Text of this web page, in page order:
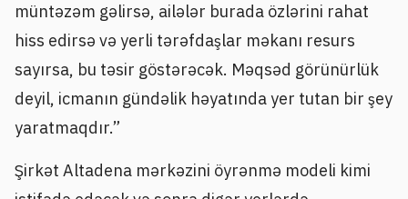
müntəzəm gəlirsə, ailələr burada özlərini rahat
hiss edirsə və yerli tərəfdaşlar məkanı resurs
sayırsa, bu təsir göstərəcək. Məqsəd görünürlük
deyil, icmanın gündəlik həyatında yer tutan bir şey
yaratmaqdır.”
Şirkət Altadena mərkəzini öyrənmə modeli kimi